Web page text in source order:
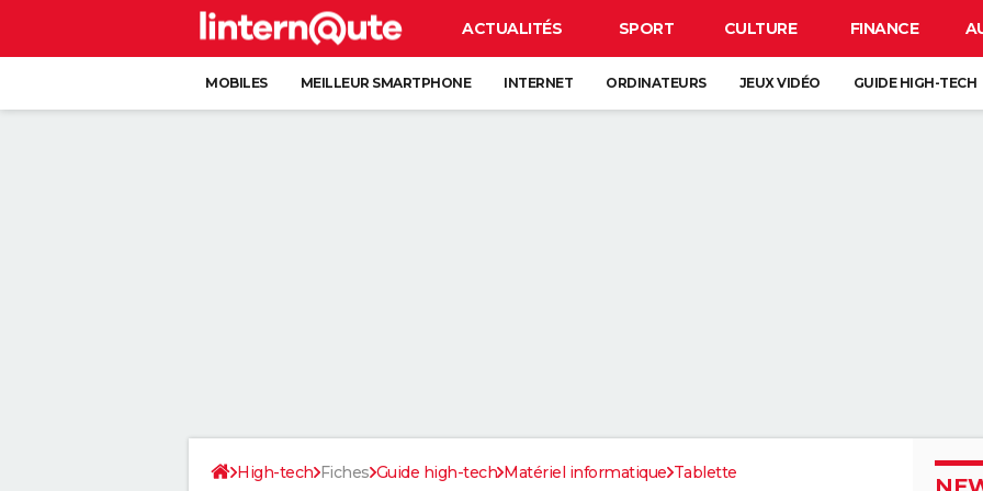
ACTUALITÉS SPORT CULTURE FINANCE
MOBILES MEILLEUR SMARTPHONE INTERNET ORDINATEURS JEUX VIDÉO GUIDE HIGH-TECH
High-tech Fiches Guide high-tech Matériel informatique Tablette